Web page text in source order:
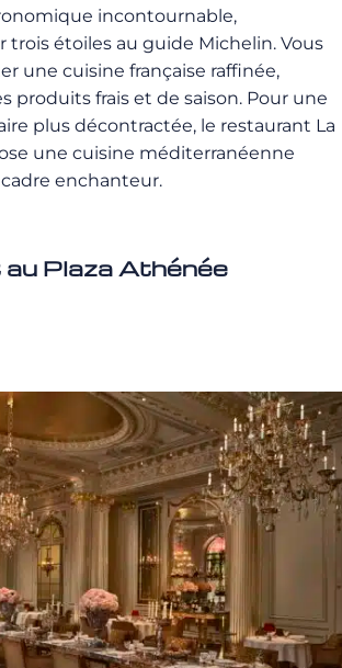
incontournable,
trois étoiles au guide Michelin. Vous
une cuisine française raffinée,
produits frais et de saison. Pour une
plus décontractée, le restaurant La
une cuisine méditerranéenne
enchanteur.
Plaza Athénée